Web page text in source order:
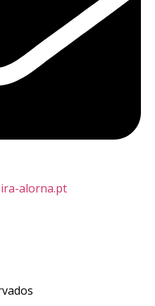
alorna.pt